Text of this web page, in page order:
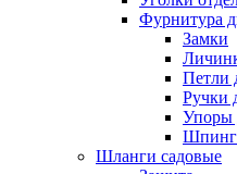
Фурнитура
Замки
Петли
Ручки
Упоры
Шланги садовые